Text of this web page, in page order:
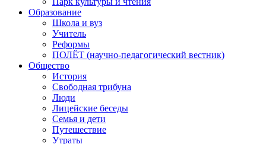
Образование
Школа и вуз
Учитель
Реформы
ПОЛЁТ (научно-педагогический вестник)
Общество
История
Свободная трибуна
Люди
Лицейские беседы
Семья и дети
Путешествие
Утраты